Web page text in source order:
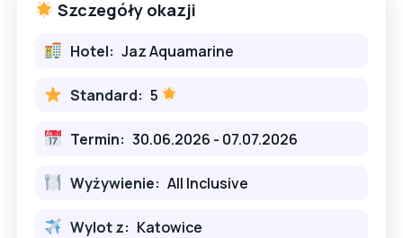
Szczegóły okazji
Hotel: Jaz Aquamarine
Standard: 5
Termin: 30.06.2026 - 07.07.2026
Wyżywienie: All Inclusive
Wylot z: Katowice